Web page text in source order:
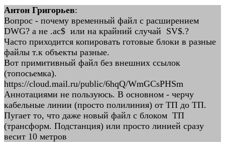
Антон Григорьев:
Вопрос - почему временный файл с расширением
DWG? а не .ac$ или на крайний случай SV$.?
Часто приходится копировать готовые блоки в разные
файлы т.к объекты разные.
Вот примитивный файл без внешних ссылок
(топосьемка).
https://cloud.mail.ru/public/6hqQ/WmGCsPHSm
Аннотациями не пользуюсь. В основном - черчу
кабельные линии (просто полилиния) от ТП до ТП.
Пугает то, что даже новый файл с блоком ТП
(трансформ. Подстанция) или просто линией сразу
весит 10 метров